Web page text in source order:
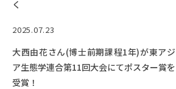
教員一覧
く
2025.07.23
大西由花さん(博士前期課程1年)が東アジ
ア生態学連合第11回大会にてポスター賞を
受賞！